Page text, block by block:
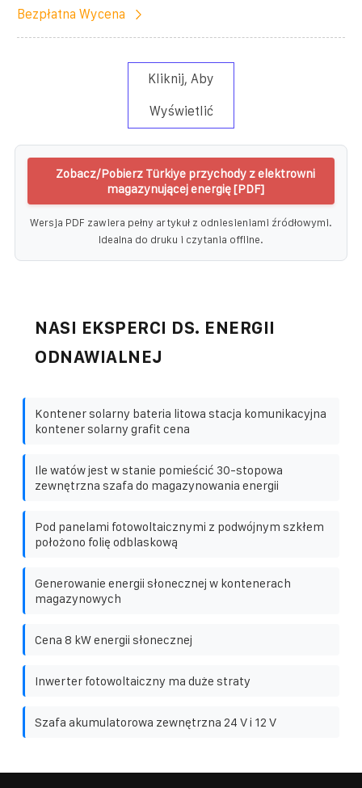
Bezpłatna Wycena
Kliknij, Aby
Wyświetlić
Zobacz/Pobierz Türkiye przychody z elektrowni
magazynującej energię [PDF]
Wersja PDF zawiera pełny artykuł z odniesieniami źródłowymi.
Idealna do druku i czytania offline.
NASI EKSPERCI DS. ENERGII
ODNAWIALNEJ
Kontener solarny bateria litowa stacja komunikacyjna
kontener solarny grafit cena
Ile watów jest w stanie pomieścić 30-stopowa
zewnętrzna szafa do magazynowania energii
Pod panelami fotowoltaicznymi z podwójnym szkłem
położono folię odblaskową
Generowanie energii słonecznej w kontenerach
magazynowych
Cena 8 kW energii słonecznej
Inwerter fotowoltaiczny ma duże straty
Szafa akumulatorowa zewnętrzna 24 V i 12 V